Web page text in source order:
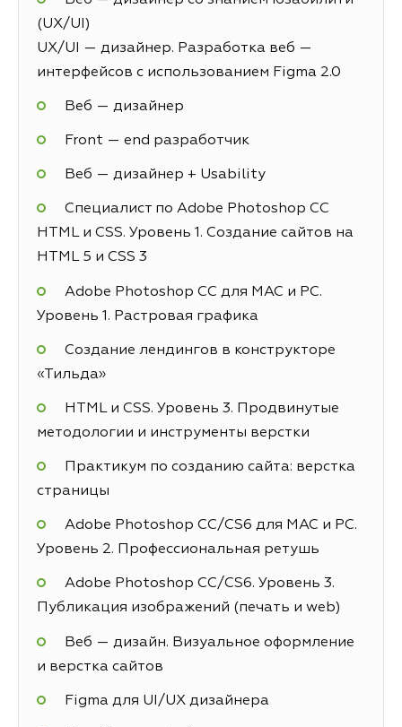
(UX/UI)
UX/UI — дизайнер. Разработка веб —
интерфейсов с использованием Figma 2.0
Веб — дизайнер
Front — end разработчик
Веб — дизайнер + Usability
Специалист по Adobe Photoshop СС
HTML и CSS. Уровень 1. Создание сайтов на
HTML 5 и СSS 3
Adobe Photoshop CC для MAC и PC.
Уровень 1. Растровая графика
Создание лендингов в конструкторе
«Тильда»
HTML и CSS. Уровень 3. Продвинутые
методологии и инструменты верстки
Практикум по созданию сайта: верстка
страницы
Adobe Photoshop СС/CS6 для MAC и PC.
Уровень 2. Профессиональная ретушь
Adobe Photoshop СС/CS6. Уровень 3.
Публикация изображений (печать и web)
Веб — дизайн. Визуальное оформление
и верстка сайтов
Figma для UI/UX дизайнера